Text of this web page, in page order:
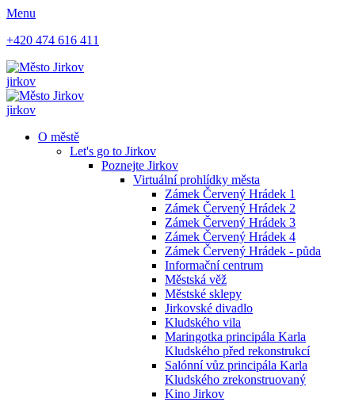
Menu
+420 474 616 411
jirkov
jirkov
O městě
Let's go to Jirkov
Poznejte Jirkov
Virtuální prohlídky města
Zámek Červený Hrádek 1
Zámek Červený Hrádek 2
Zámek Červený Hrádek 3
Zámek Červený Hrádek 4
Zámek Červený Hrádek - půda
Informační centrum
Městská věž
Městské sklepy
Jirkovské divadlo
Kludského vila
Maringotka principála Karla
Kludského před rekonstrukcí
Salónní vůz principála Karla
Kludského zrekonstruovaný
Kino Jirkov